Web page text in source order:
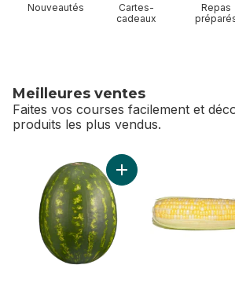
Nouveautés
Cartes-
cadeaux
Repas
Meilleures ventes
Faites vos courses facilement et
produits les plus vendus.
sauter Meilleures ventes
Ajouter Melon d’eau